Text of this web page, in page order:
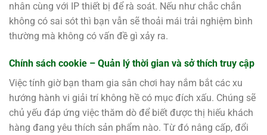
nhân cùng với IP thiết bị để rà soát. Nếu như chắc chắn
không có sai sót thì bạn vẫn sẽ thoải mái trải nghiệm bình
thường mà không có vấn đề gì xảy ra.
Chính sách cookie – Quản lý thời gian và sở thích truy cập
Việc tính giờ bạn tham gia sân chơi hay nắm bắt các xu
hướng hành vi giải trí không hề có mục đích xấu. Chúng sẽ
chủ yếu đáp ứng việc thăm dò để biết được thị hiếu khách
hàng đang yêu thích sản phẩm nào. Từ đó nâng cấp, đổi